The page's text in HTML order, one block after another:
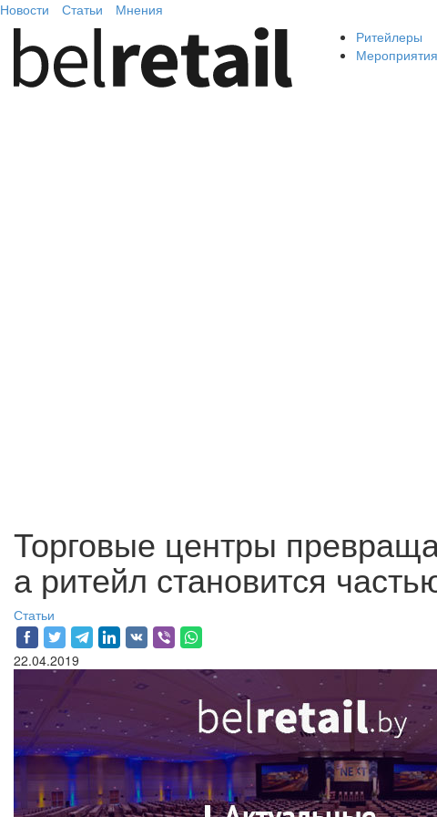
Новости Статьи Мнения
Ритейлеры
Мероприятия
Торговые центры
а ритейл становится
Статьи
22.04.2019